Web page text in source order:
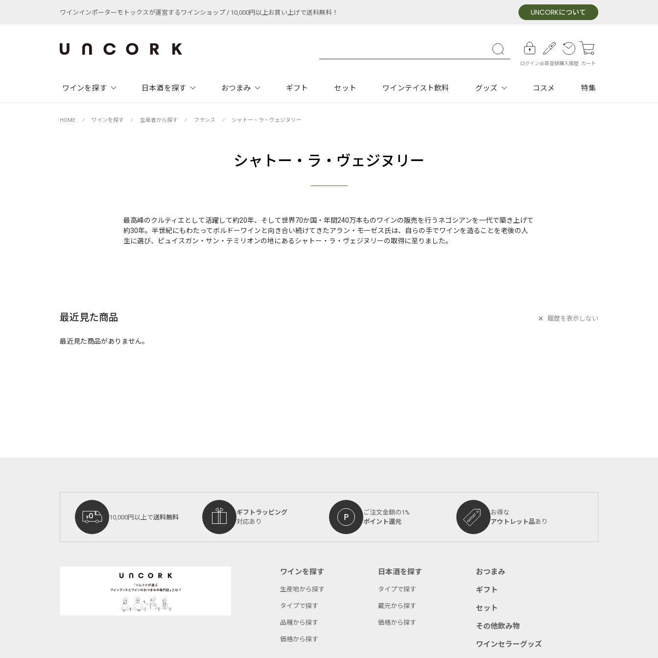
ワインインポーターモトックスが運営するワインショップ / 10,000円以上お買い上げで送料無料！ UNCORKについて
ログイン会員登録購入履歴 カート
ワインを探す 日本酒を探す おつまみ ギフト セット ワインテイスト飲料 グッズ コスメ 特集
HOME ⁄ ワインを探す ⁄ 生産者から探す ⁄ フランス ⁄ シャトー・ラ・ヴェジヌリー
シャトー・ラ・ヴェジヌリー
最高峰のクルティエとして活躍して約20年、そして世界70か国・年間240万本ものワインの販売を行うネゴシアンを一代で築き上げて
約30年。半世紀にもわたってボルドーワインと向き合い続けてきたアラン・モーゼス氏は、自らの手でワインを造ることを老後の人
生に選び、ピュイスガン・サン・テミリオンの地にあるシャトー・ラ・ヴェジヌリーの取得に至りました。
最近見た商品 履歴を表示しない
最近見た商品がありません。
10,000円以上で送料無料
ギフトラッピング
対応あり
ご注文金額の1%
ポイント還元
お得な
アウトレット品あり
ワインを探す
生産地から探す
タイプで探す
品種から探す
価格から探す
日本酒を探す
タイプで探す
蔵元から探す
価格から探す
おつまみ
ギフト
セット
その他飲み物
ワインセラーグッズ